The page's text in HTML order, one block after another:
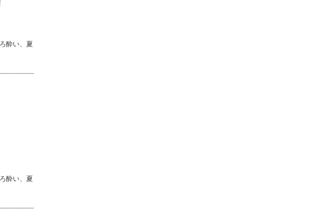
酔い、夏
酔い、夏